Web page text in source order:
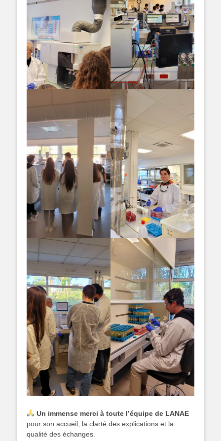
Un immense merci à toute l’équipe de LANAE
pour son accueil, la clarté des explications et la
qualité des échanges.